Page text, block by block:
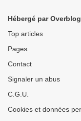
Hébergé par Overblog
Top articles
Pages
Contact
Signaler un abus
C.G.U.
Cookies et données